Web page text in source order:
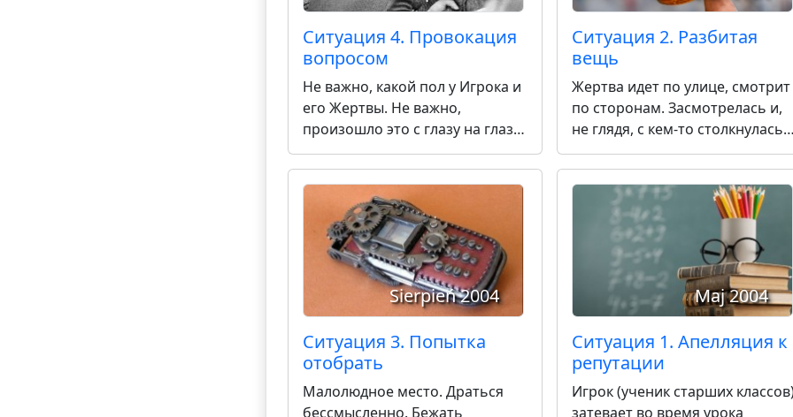
Ситуация 4. Провокация
вопросом
Не важно, какой пол у Игрока и
его Жертвы. Не важно,
произошло это с глазу на глаз
или в присутствии свидетелей,
которые разнесут слух о
случившемся всем и вся. Игрок
обратился к Жертве, и создал
ситуацию: "Х*й пососешь?"
Ситуация 2. Разбитая
вещь
Жертва идет по улице, смотрит
по сторонам. Засмотрелась и,
не глядя, с кем-то столкнулась.
Далее звук бьющейся бутылки,
осколки и брызги пива на
ногах. Жертва смотрит – Игрок
на голову выше и в два раза
шире Жертвы в плечах.
Sierpień 2004
Ситуация 3. Попытка
отобрать
Малолюдное место. Драться
бессмысленно. Бежать
Maj 2004
Ситуация 1. Апелляция к
репутации
Игрок (ученик старших
затевает во время урока